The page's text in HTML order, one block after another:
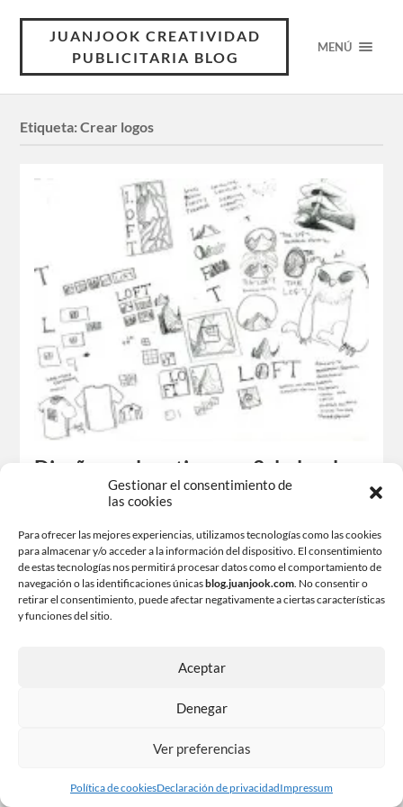
Gestionar el consentimiento de
las cookies
Para ofrecer las mejores experiencias, utilizamos tecnologías como las cookies
para almacenar y/o acceder a la información del dispositivo. El consentimiento
de estas tecnologías nos permitirá procesar datos como el comportamiento de
navegación o las identificaciones únicasblog.juanjook.com. No consentir o
retirar el consentimiento, puede afectar negativamente a ciertas características
y funciones del sitio.
Aceptar
Denegar
Ver preferencias
Política de cookiesDeclaración de privacidadImpressum
JUANJOOK CREATIVIDAD
PUBLICITARIA BLOG
MENÚ
Etiqueta:Crear logos
Diseñar un logotipo con 2 dedos de
ejemplos de identidad visual corporativa que han
suscitado nuestro interés, gran sorpresa, pasividad o
indiferencia…
Compártelo: